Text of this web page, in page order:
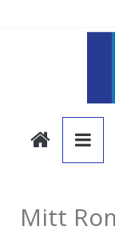
Você
é
Mitt